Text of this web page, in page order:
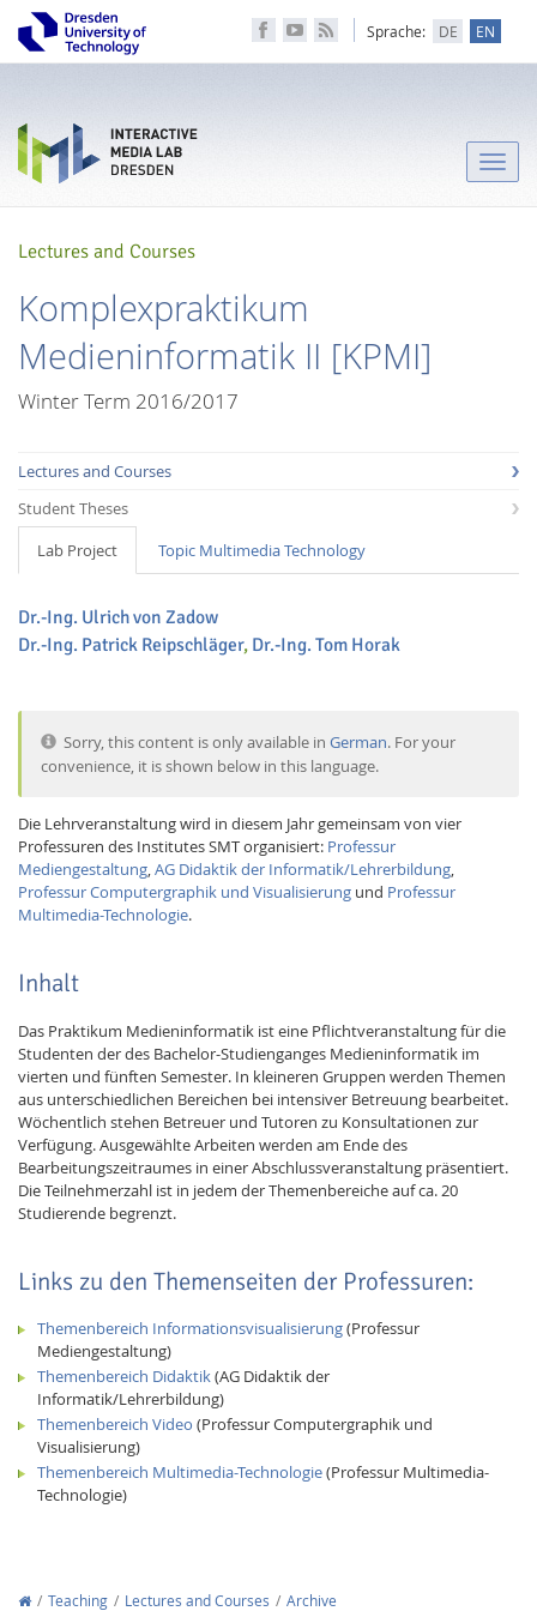
Sprache: DE EN
Interactive Media
Toggle
Lectures and Courses
Komplexpraktikum
Medieninformatik II [KPMI]
Winter Term 2016/2017
Lectures and Courses
Student Theses
Lab Project
Topic Multimedia Technology
Dr.-Ing. Ulrich von Zadow
Dr.-Ing. Patrick Reipschläger, Dr.-Ing. Tom Horak
Sorry, this content is only available inGerman. For your
convenience, it is shown below in this language.
Die Lehrveranstaltung wird in diesem Jahr gemeinsam von vier
Professuren des Institutes SMT organisiert: Professur
Mediengestaltung,AG Didaktik der Informatik/Lehrerbildung,
Professur Computergraphik und Visualisierung und Professur
Multimedia-Technologie.
Inhalt
Das Praktikum Medieninformatik ist eine Pflichtveranstaltung für die
Studenten der des Bachelor-Studienganges Medieninformatik im
vierten und fünften Semester. In kleineren Gruppen werden Themen
aus unterschiedlichen Bereichen bei intensiver Betreuung bearbeitet.
Wöchentlich stehen Betreuer und Tutoren zu Konsultationen zur
Verfügung. Ausgewählte Arbeiten werden am Ende des
Bearbeitungszeitraumes in einer Abschlussveranstaltung präsentiert.
Die Teilnehmerzahl ist in jedem der Themenbereiche auf ca. 20
Studierende begrenzt.
Links zu den Themenseiten der Professuren:
Themenbereich Informationsvisualisierung(Professur
Mediengestaltung)
Themenbereich Didaktik(AG Didaktik der
Informatik/Lehrerbildung)
Themenbereich Video (Professur Computergraphik und
Visualisierung)
Themenbereich Multimedia-Technologie(Professur Multimedia-
Technologie)
Teaching Lectures and Courses Archive